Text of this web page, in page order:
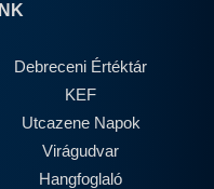
Debreceni Értéktár
KEF
Utcazene Napok
Virágudvar
Hangfoglaló